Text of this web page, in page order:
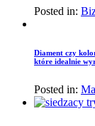
Posted in:
Diament czy
które idealnie
Posted in: